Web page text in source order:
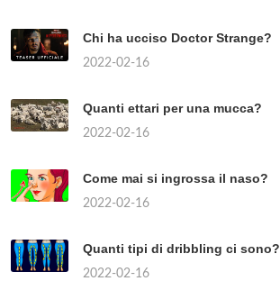
Chi ha ucciso Doctor Strange?
2022-02-16
Quanti ettari per una mucca?
2022-02-16
Come mai si ingrossa il naso?
2022-02-16
Quanti tipi di dribbling ci sono?
2022-02-16